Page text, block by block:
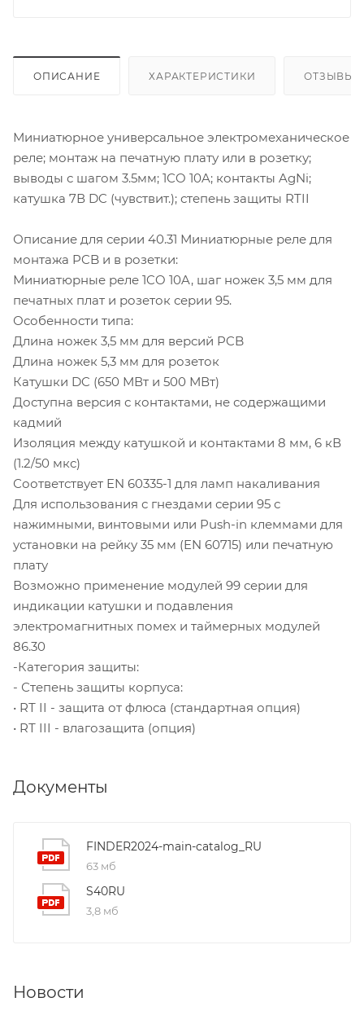
ОПИСАНИЕ ХАРАКТЕРИСТИКИ ОТЗЫВЫ
Миниатюрное универсальное электромеханическое
реле; монтаж на печатную плату или в розетку;
выводы с шагом 3.5мм; 1СO 10A; контакты AgNi;
катушка 7В DC (чувствит.); степень защиты RTII
Описание для серии 40.31 Миниатюрные реле для
монтажа PCB и в розетки:
Миниатюрные реле 1CO 10A, шаг ножек 3,5 мм для
печатных плат и розеток серии 95.
Особенности типа:
Длина ножек 3,5 мм для версий PCB
Длина ножек 5,3 мм для розеток
Катушки DC (650 МВт и 500 МВт)
Доступна версия с контактами, не содержащими
кадмий
Изоляция между катушкой и контактами 8 мм, 6 кВ
(1.2/50 мкс)
Соответствует EN 60335-1 для ламп накаливания
Для использования с гнездами серии 95 с
нажимными, винтовыми или Push-in клеммами для
установки на рейку 35 мм (EN 60715) или печатную
плату
Возможно применение модулей 99 серии для
индикации катушки и подавления
электромагнитных помех и таймерных модулей
86.30
-Категория защиты:
- Степень защиты корпуса:
• RТ II - защита от флюса (стандартная опция)
• RТ III - влагозащита (опция)
Документы
FINDER2024-main-catalog_RU
63 мб
S40RU
3,8 мб
Новости